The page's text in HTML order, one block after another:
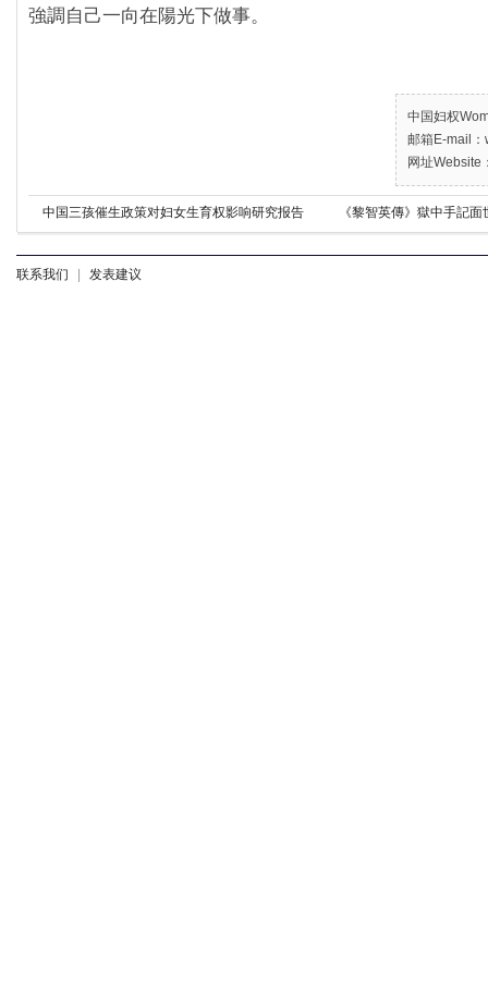
強調自己一向在陽光下做事。
中国妇权
邮箱E-mail
网址Website
中国三孩催生政策对妇女生育权影响研究报告 《黎智英傳》獄中手記
联系我们 发表建议